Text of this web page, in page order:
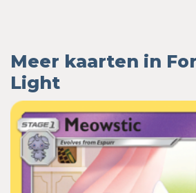
Meer kaarten in
Light